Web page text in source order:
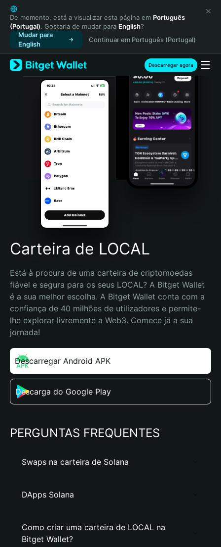
English
日本語
Tiếng Việt
Русский
Español (Latinoamérica)
Türkçe
Italiano
Português (Portugal)
Bahasa Indonesia
Português (Brasil)
Español (Argentina)
De momento, está a visualizar esta página em Português
(Portugal). Gostaria de mudar para English?
Mudar para
English
Continuar em Português (Portugal)
Descarregar agora
Carteira de LOCAL
Está à procura de uma carteira de criptomoedas
fiável e segura para os seus LOCAL? A Bitget Wallet
é a sua melhor escolha. A Bitget Wallet conta com a
confiança de 40 milhões de utilizadores e permite-
lhe explorar livremente a Web3. Comece já a sua
jornada!
Descarregar Android APK
Descarga do Google Play
PERGUNTAS FREQUENTES
Swaps na carteira de Solana
DApps Solana
Como criar uma carteira de LOCAL na
Bitget Wallet?